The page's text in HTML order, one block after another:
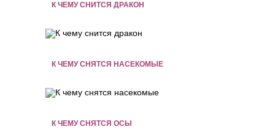
К ЧЕМУ СНИТСЯ ДРАКОН
К ЧЕМУ СНЯТСЯ НАСЕКОМЫЕ
К ЧЕМУ СНЯТСЯ ОСЫ